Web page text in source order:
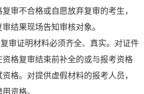
审不合格或自愿放弃复审的考生，
结果现场告知审核对象。
证明材料必须齐全、真实。对证件
资格复审结束前补全的或与报考资格
格。对提供虚假材料的报考人员，
资格。